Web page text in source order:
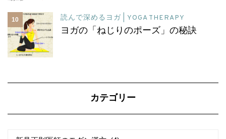
10 読んで深めるヨガ | YOGA THERAPY
ヨガの「ねじりのポーズ」の秘訣
カテゴリー